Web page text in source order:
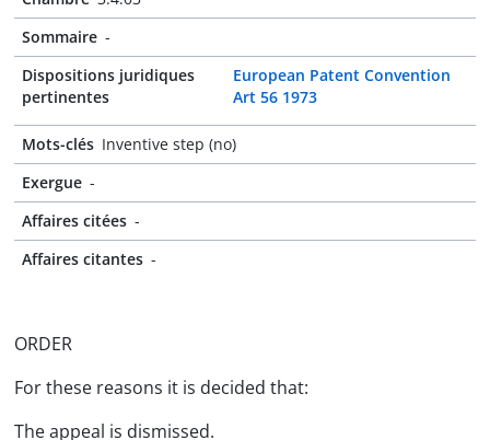
Sommaire -
Dispositions juridiques
pertinentes
European Patent Convention
Art 56 1973
Mots-clés Inventive step (no)
Exergue -
Affaires citées -
Affaires citantes -
ORDER
For these reasons it is decided that:
The appeal is dismissed.